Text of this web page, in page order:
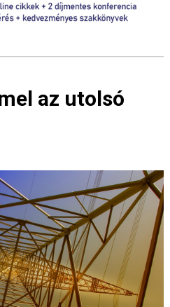
az utolsó